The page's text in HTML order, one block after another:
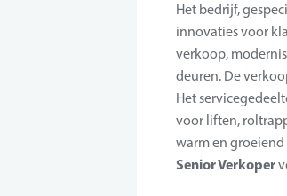
Het bedrijf,
innovaties voor
verkoop,
deuren. De
Het
voor liften,
warm en groeiend
Senior Verkoper